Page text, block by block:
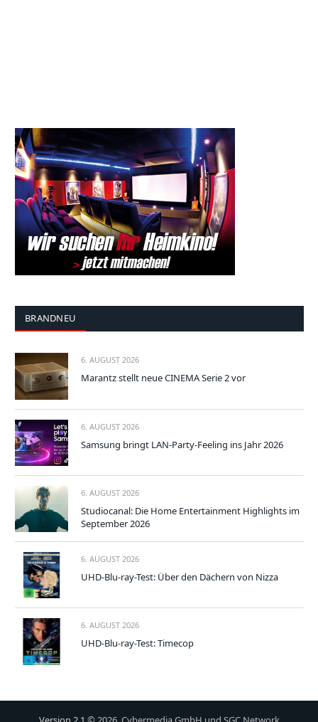
BRANDNEU
6. AUGUST 2026
Marantz stellt neue CINEMA Serie 2 vor
6. AUGUST 2026
Samsung bringt LAN-Party-Feeling ins Jahr 2026
6. AUGUST 2026
Studiocanal: Die Home Entertainment Highlights im
September 2026
6. AUGUST 2026
UHD-Blu-ray-Test: Über den Dächern von Nizza
6. AUGUST 2026
UHD-Blu-ray-Test: Timecop